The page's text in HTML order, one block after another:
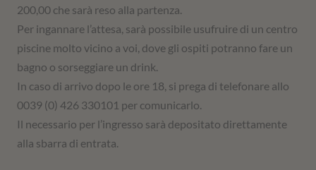
200,00 che sarà reso alla partenza.
Per ingannare l’attesa, sarà possibile usufruire di un centro
piscine molto vicino a voi, dove gli ospiti potranno fare un
bagno o sorseggiare un drink.
In caso di arrivo dopo le ore 18, si prega di telefonare allo
0039 (0) 426 330101 per comunicarlo.
Il necessario per l’ingresso sarà depositato direttamente
alla sbarra di entrata.